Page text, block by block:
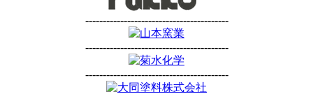
-----------------------------------------
-----------------------------------------
-----------------------------------------